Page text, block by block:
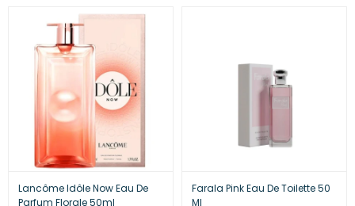
Lancôme Idôle Now Eau De
Parfum Florale 50ml
Farala Pink Eau De Toilette 50
Ml